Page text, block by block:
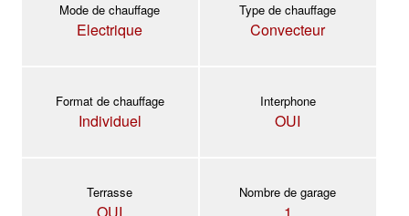
Mode de chauffage
Electrique
Type de chauffage
Convecteur
Format de chauffage
Individuel
Interphone
OUI
Terrasse Nombre de garage